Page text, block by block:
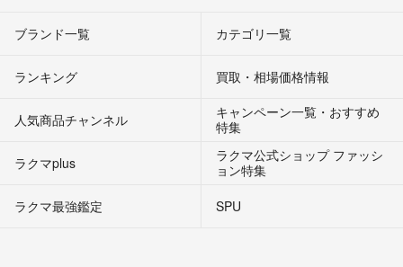
ブランド一覧 カテゴリ一覧
ランキング 買取・相場価格情報
人気商品チャンネル
キャンペーン一覧・おすすめ
特集
ラクマplus
ラクマ公式ショップ ファッシ
ョン特集
ラクマ最強鑑定
SPU